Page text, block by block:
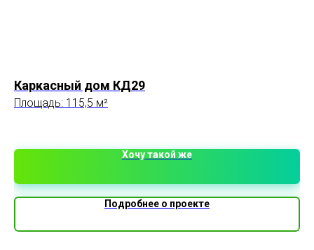
Каркасный дом КД29
Площадь: 115,5 м²
Хочу такой же
Подробнее о проекте